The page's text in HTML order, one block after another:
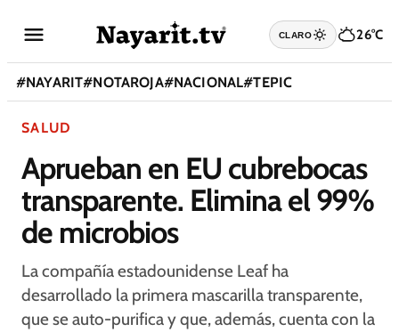
CLARO 26°C
#NAYARIT#NOTAROJA#NACIONAL#TEPIC
SALUD
Aprueban en EU cubrebocas
transparente. Elimina el 99%
de microbios
La compañía estadounidense Leaf ha
desarrollado la primera mascarilla transparente,
que se auto-purifica y que, además, cuenta con la